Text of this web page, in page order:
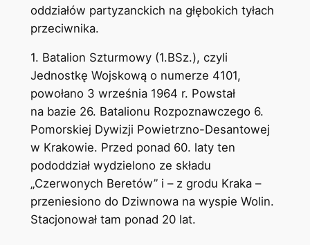
oddziałów partyzanckich na głębokich tyłach
przeciwnika.
1. Batalion Szturmowy (1.BSz.), czyli
Jednostkę Wojskową o numerze 4101,
powołano 3 września 1964 r. Powstał
na bazie 26. Batalionu Rozpoznawczego 6.
Pomorskiej Dywizji Powietrzno-Desantowej
w Krakowie. Przed ponad 60. laty ten
pododdział wydzielono ze składu
„Czerwonych Beretów” i – z grodu Kraka –
przeniesiono do Dziwnowa na wyspie Wolin.
Stacjonował tam ponad 20 lat.